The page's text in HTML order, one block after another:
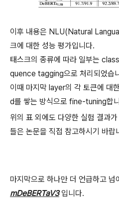
이후 내용은 NLU(Natural
크에 대한 성능 평가입니다.
태스크의 종류에 따라 일부는
quence tagging으로 처리되었습
이때 마지막 layer의 각 토큰에
d를 쌓는 방식으로 fine-tuning합
위의 표 외에도 다양한 실험 결과
들은 논문을 직접 참고하시기 바랍
마지막으로 하나만 더 언급하고 넘
mDeBERTaV3 입니다.